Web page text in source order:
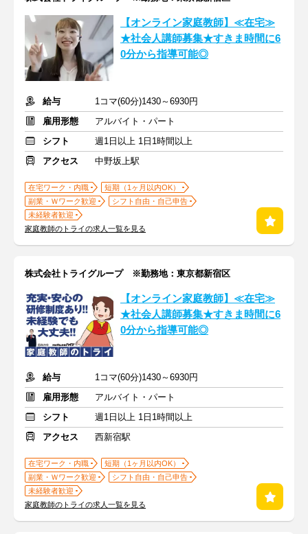
【オンライン家庭教師】≪在宅≫
★社会人講師募集★すきま時間に6
0分から指導可能◎
給与
1コマ(60分)1430～6930円
雇用形態
アルバイト・パート
シフト
週1日以上 1日1時間以上
アクセス
中野坂上駅
在宅ワーク・内職
短期（1ヶ月以内OK）
副業・Ｗワーク歓迎
シフト自由・自己申告
未経験者歓迎
家庭教師のトライの求人一覧を見る
株式会社トライグループ ※勤務地：東京都新宿区
【オンライン家庭教師】≪在宅≫
★社会人講師募集★すきま時間に6
0分から指導可能◎
給与
1コマ(60分)1430～6930円
雇用形態
アルバイト・パート
シフト
週1日以上 1日1時間以上
アクセス
西新宿駅
在宅ワーク・内職
短期（1ヶ月以内OK）
副業・Ｗワーク歓迎
シフト自由・自己申告
未経験者歓迎
家庭教師のトライの求人一覧を見る